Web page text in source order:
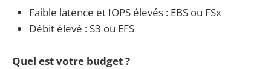
Faible latence et IOPS élevés : EBS ou FSx
Débit élevé : S3 ou EFS
Quel est votre budget ?